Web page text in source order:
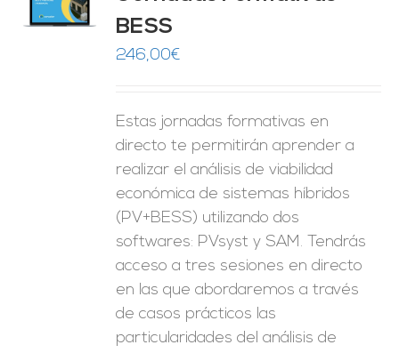
BESS
246,00€
Estas jornadas formativas en
directo te permitirán aprender a
realizar el análisis de viabilidad
económica de sistemas híbridos
(PV+BESS) utilizando dos
softwares: PVsyst y SAM. Tendrás
acceso a tres sesiones en directo
en las que abordaremos a través
de casos prácticos las
particularidades del análisis de